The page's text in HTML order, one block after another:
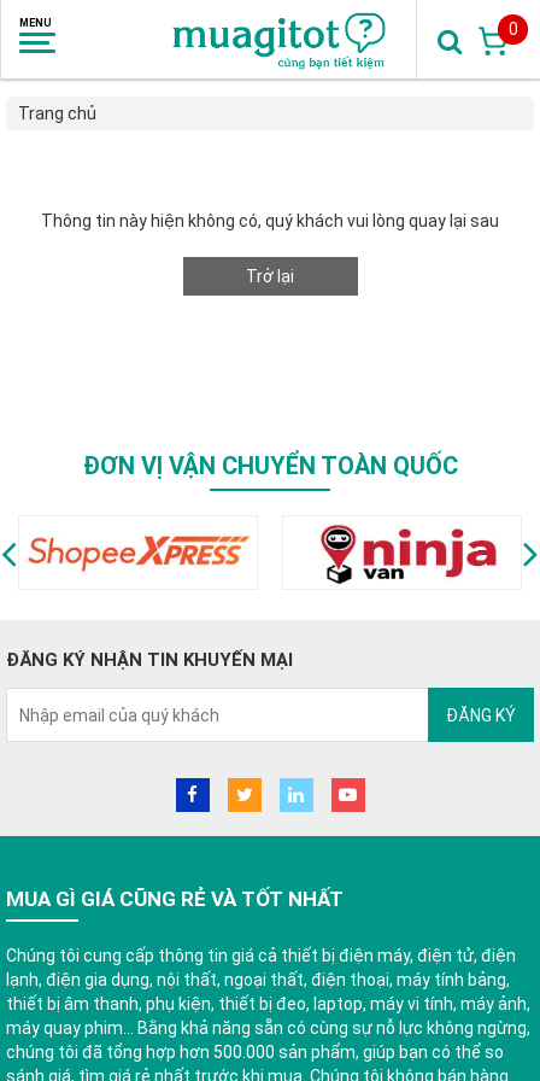
0
Trang chủ
Thông tin này hiện không có, quý khách vui lòng quay lại sau
Trở lại
ĐƠN VỊ VẬN CHUYỂN TOÀN QUỐC
ĐĂNG KÝ NHẬN TIN KHUYẾN MẠI
ĐĂNG KÝ
MUA GÌ GIÁ CŨNG RẺ VÀ TỐT NHẤT
Chúng tôi cung cấp thông tin giá cả thiết bị điện máy, điện tử, điện
lạnh, điện gia dụng, nội thất, ngoại thất, điện thoại, máy tính bảng,
thiết bị âm thanh, phụ kiện, thiết bị đeo, laptop, máy vi tính, máy ảnh,
máy quay phim... Bằng khả năng sẵn có cùng sự nỗ lực không ngừng,
chúng tôi đã tổng hợp hơn 500.000 sản phẩm, giúp bạn có thể so
sánh giá, tìm giá rẻ nhất trước khi mua. Chúng tôi không bán hàng.